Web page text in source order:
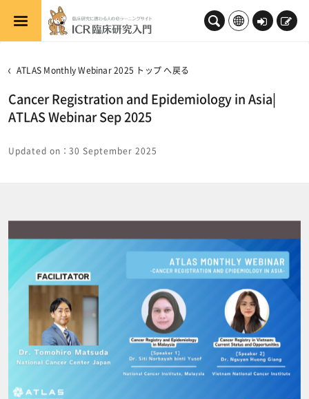
メインコンテンツへスキップする
ロ
新
ATLAS Monthly Webinar 2025 トップ へ戻る
Cancer Registration and Epidemiology in Asia|
ATLAS Webinar Sep 2025
Updated on：30 September 2025